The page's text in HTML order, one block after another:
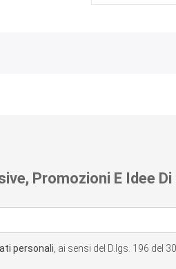
Promozioni E Idee Di
personali , ai sensi del D.lgs. 196 del